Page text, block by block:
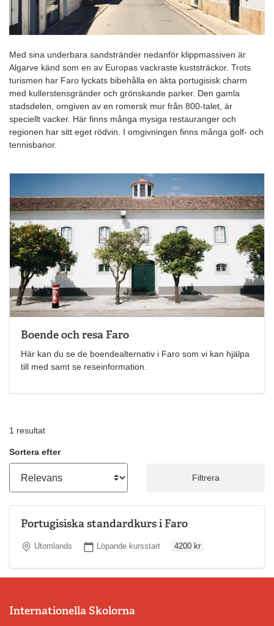
Med sina underbara sandstränder nedanför klippmassiven är
Algarve känd som en av Europas vackraste kuststräckor. Trots
turismen har Faro lyckats bibehålla en äkta portugisisk charm
med kullerstensgränder och grönskande parker. Den gamla
stadsdelen, omgiven av en romersk mur från 800-talet, är
speciellt vacker. Här finns många mysiga restauranger och
regionen har sitt eget rödvin. I omgivningen finns många golf- och
tennisbanor.
Boende och resa Faro
Här kan du se de boendealternativ i Faro som vi kan hjälpa
till med samt se reseinformation.
1 resultat
Sortera efter
Filtrera
Portugisiska standardkurs i Faro
Plats
Utomlands Startdatum
Löpande kursstart 4200 kr
Internationella Skolorna